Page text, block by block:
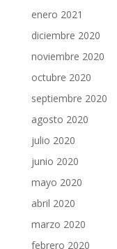
enero 2021
diciembre 2020
noviembre 2020
octubre 2020
septiembre 2020
agosto 2020
julio 2020
junio 2020
mayo 2020
abril 2020
marzo 2020
febrero 2020